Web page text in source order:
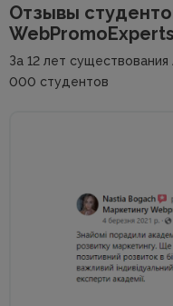
Отзывы
WebPromoExperts
За 12 лет
000 студентов